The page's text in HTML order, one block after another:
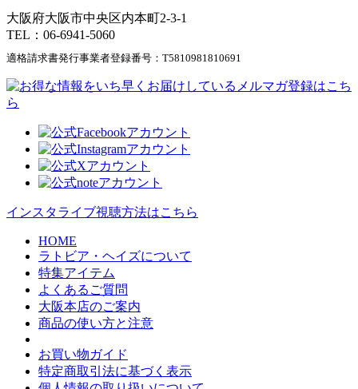
大阪府大阪市中央区内本町2-3-1
TEL：06-6941-5060
適格請求書発行事業者登録番号： T5810981810691
インスタライブ視聴方法はこちら
HOME
ラトビア・ヘイズについて
特集アイテム
よくあるご質問
大阪本店のご案内
商品の使い方と注意
お買い物ガイド
特定商取引法に基づく表示